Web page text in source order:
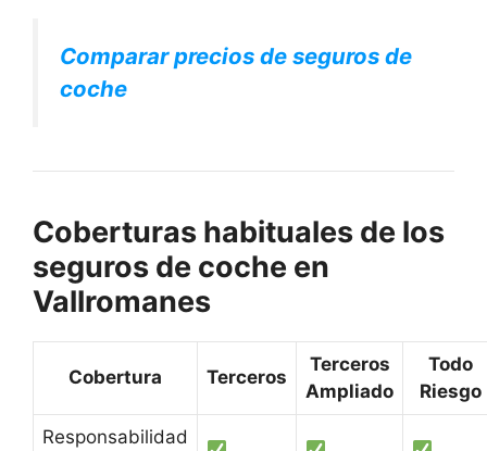
Comparar precios de seguros de
coche
Coberturas habituales de los
seguros de coche en
Vallromanes
Cobertura Terceros
Terceros
Ampliado
Todo
Riesgo
Responsabilidad